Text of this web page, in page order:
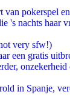
van pokerspel
's nachts haar
very sfw!)
een gratis
in Spanje,